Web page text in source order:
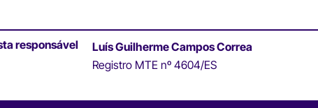
responsável
Luís Guilherme Campos Correa
Registro MTE nº 4604/ES